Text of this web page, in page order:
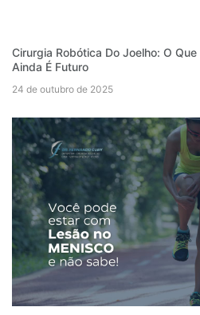
Cirurgia Robótica Do Joelho: O
Ainda É Futuro
24 de outubro de 2025